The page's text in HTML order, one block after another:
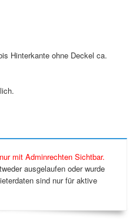
Hinterkante ohne Deckel ca.
mit Adminrechten Sichtbar.
ausgelaufen oder wurde
sind nur für aktive